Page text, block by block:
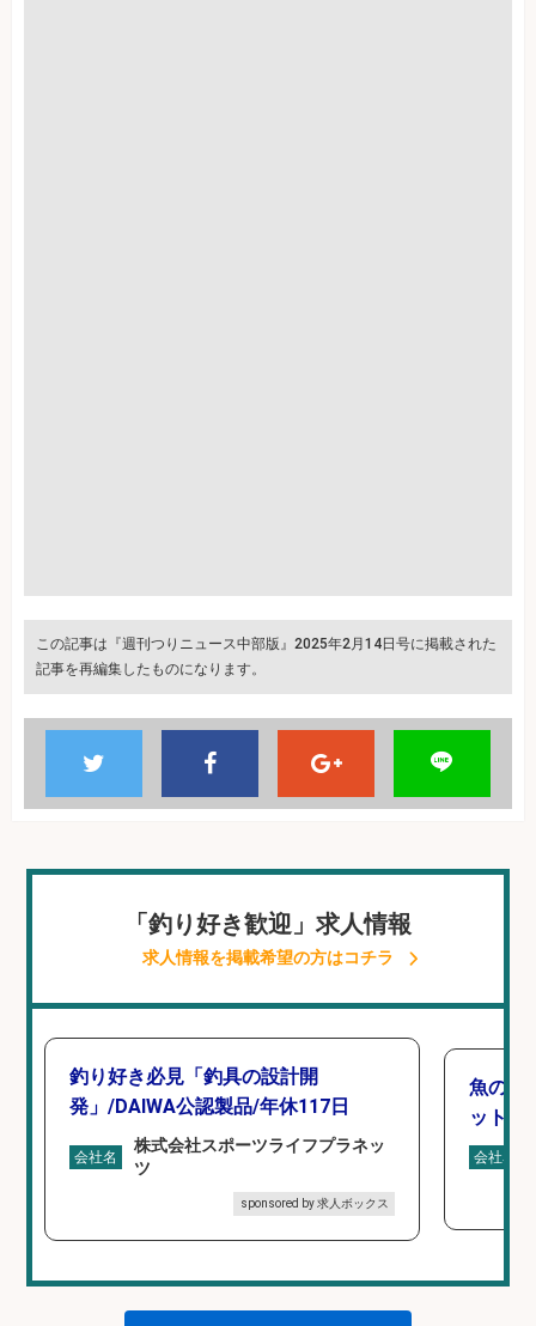
この記事は『週刊つりニュース中部版』2025年2月14日号に掲載された
記事を再編集したものになります。
「釣り好き歓迎」求人情報
求人情報を掲載希望の方はコチラ
釣り好き必見「釣具の設計開
発」/DAIWA公認製品/年休117日
会社名
株式会社スポーツライフプラネッ
ツ
sponsored by 求人ボックス
魚の「
ットを
会社名